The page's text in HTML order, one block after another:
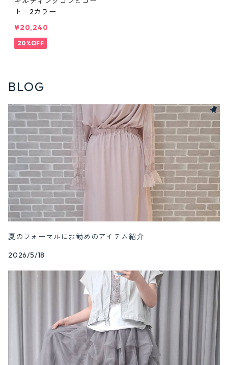
ト 2カラー
¥20,240
20%OFF
BLOG
夏のフォーマルにお勧めのアイテム紹介
2026/5/18